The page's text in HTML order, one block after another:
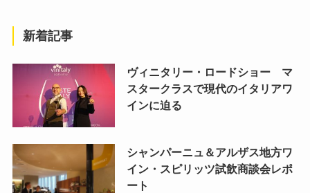
新着記事
ヴィニタリー・ロードショー マ
スタークラスで現代のイタリアワ
インに迫る
シャンパーニュ＆アルザス地方ワ
イン・スピリッツ試飲商談会レポ
ート